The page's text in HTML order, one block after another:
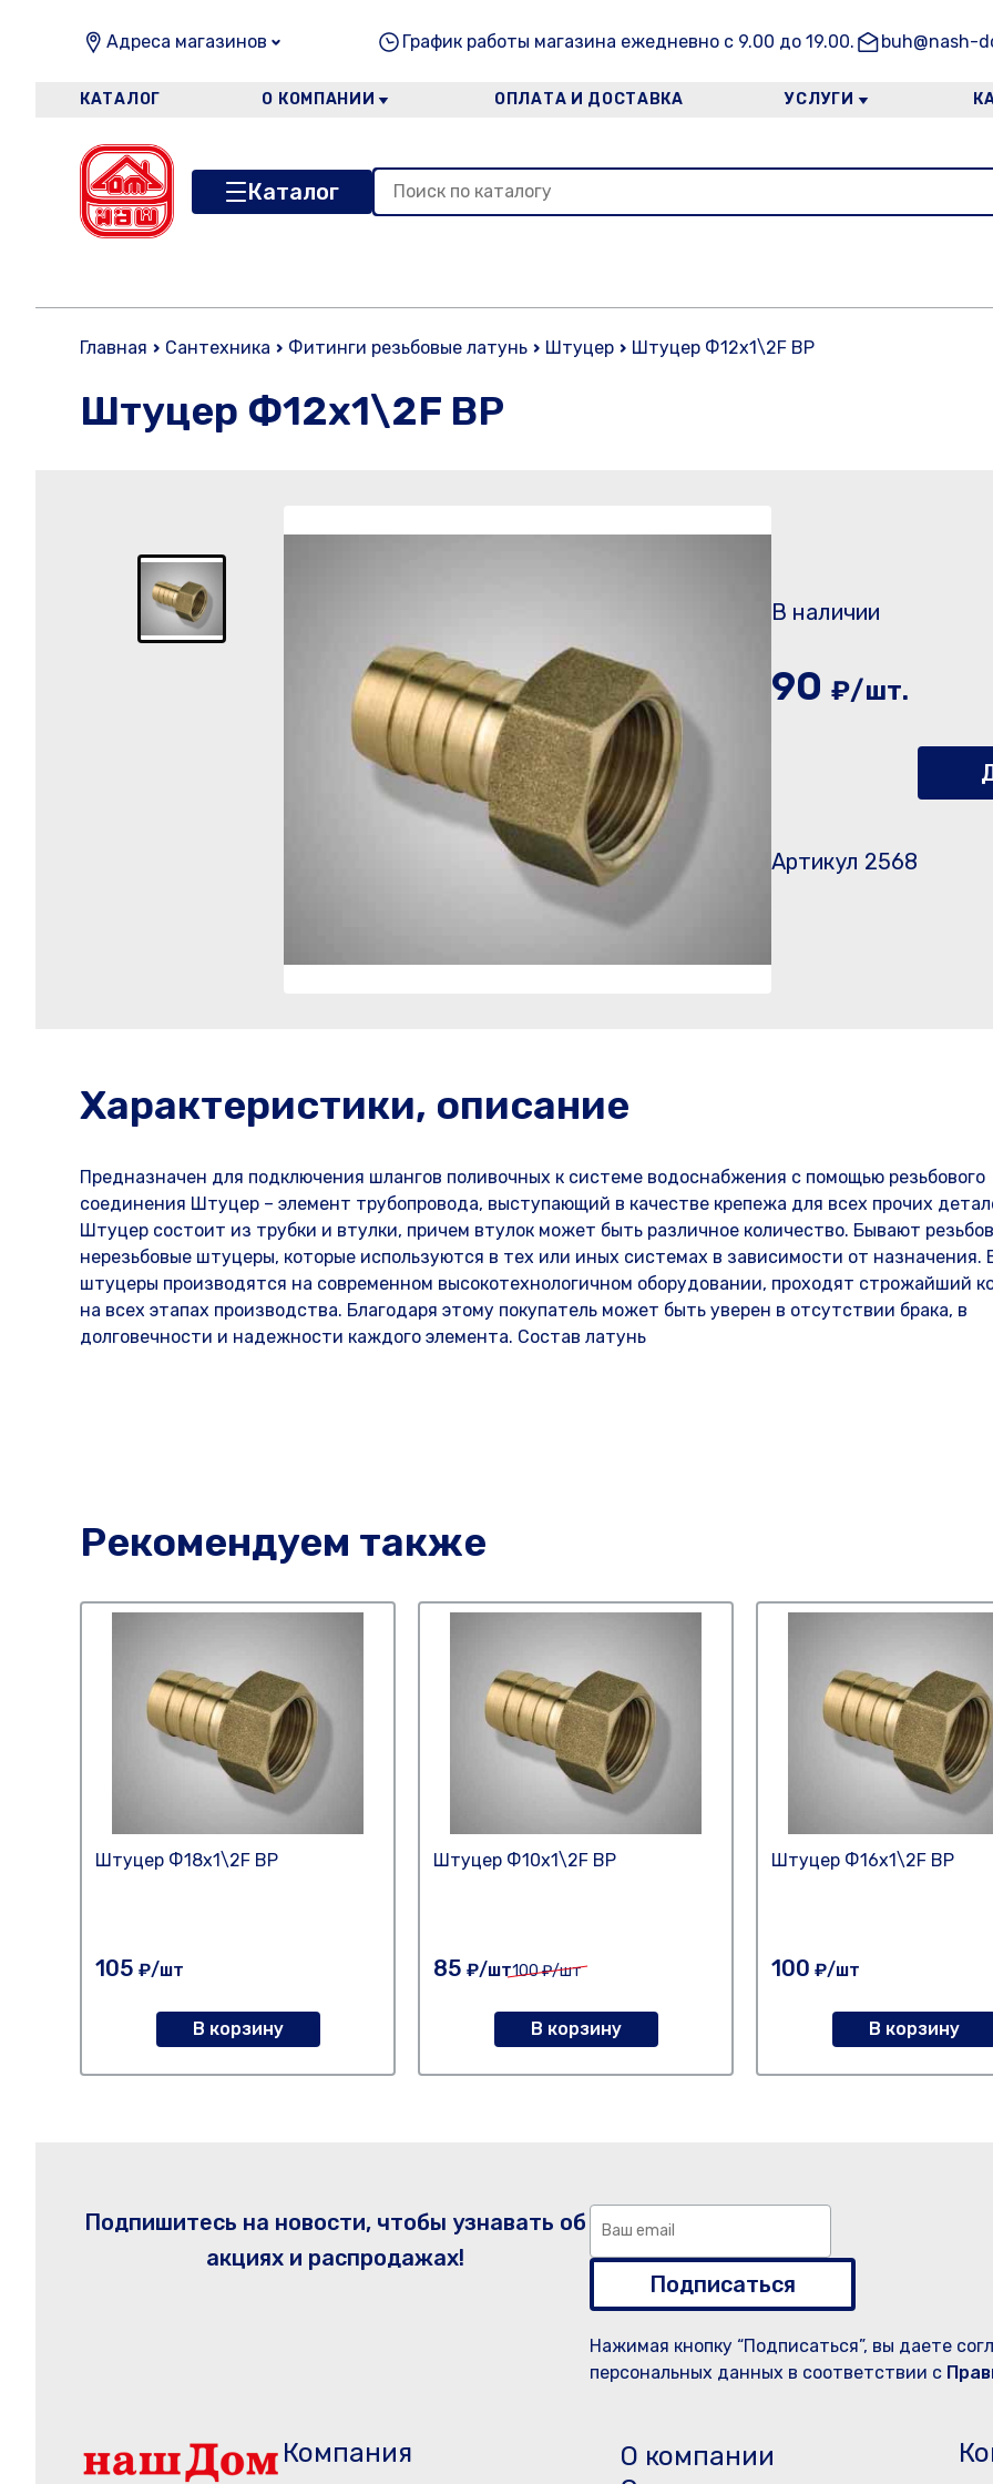
Адреса магазинов График работы магазина ежедневно с 9.00 до 19.00. buh@nash-
КАТАЛОГ О КОМПАНИИ ОПЛАТА И ДОСТАВКА УСЛУГИ
Каталог
Главная Сантехника Фитинги резьбовые латунь Штуцер Штуцер Ф12х1\2F ВР
Штуцер Ф12х1\2F ВР
В наличии
90 ₽/шт.
Артикул 2568
Характеристики, описание
Предназначен для подключения шлангов поливочных к системе водоснабжения с помощью резьбового
соединения Штуцер – элемент трубопровода, выступающий в качестве крепежа для всех прочих
Штуцер состоит из трубки и втулки, причем втулок может быть различное количество. Бывают
нерезьбовые штуцеры, которые используются в тех или иных системах в зависимости от назначения.
штуцеры производятся на современном высокотехнологичном оборудовании, проходят строжайший
на всех этапах производства. Благодаря этому покупатель может быть уверен в отсутствии брака, в
долговечности и надежности каждого элемента. Состав латунь
Рекомендуем также
Штуцер Ф18х1\2F ВР
105 ₽/шт
В корзину
Штуцер Ф10х1\2F ВР
85 ₽/шт100₽/шт
В корзину
Штуцер Ф16х1\2F ВР
100 ₽/шт
В корзину
Подпишитесь на новости, чтобы узнавать об
акциях и распродажах!
Подписаться
Нажимая кнопку “Подписаться”, вы даете
персональных данных в соответствии с
Компания
О компании